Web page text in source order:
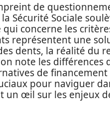
de
Sécurité Sociale
concerne les
représentent une
dents, la réalité du
note les différences
de
pour naviguer
un œil sur les enjeux